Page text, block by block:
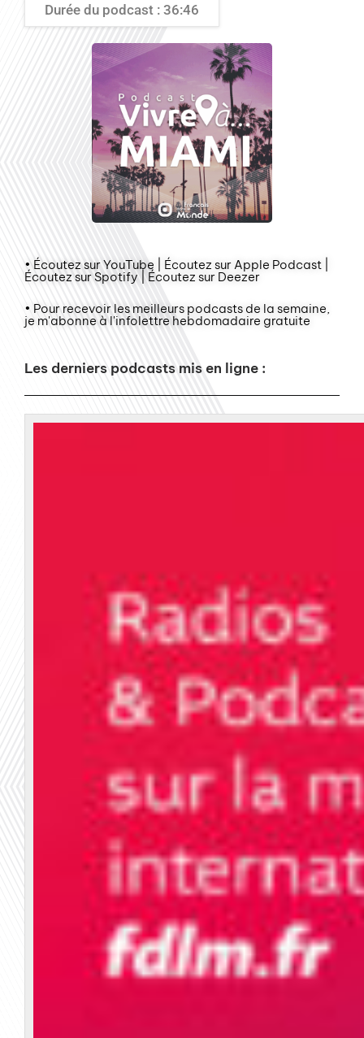
Durée du podcast : 36:46
• Écoutez sur YouTube | Écoutez sur Apple Podcast |
Écoutez sur Spotify | Écoutez sur Deezer
• Pour recevoir les meilleurs podcasts de la semaine,
je m'abonne à l'infolettre hebdomadaire gratuite
Les derniers podcasts mis en ligne :